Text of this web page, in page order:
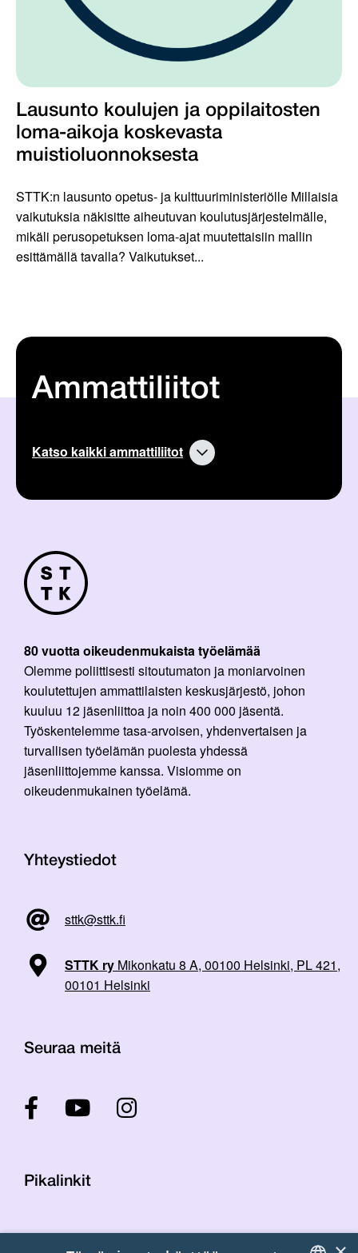
Lausunto koulujen ja oppilaitosten
loma-aikoja koskevasta
muistioluonnoksesta
STTK:n lausunto opetus- ja kulttuuriministeriölle Millaisia
vaikutuksia näkisitte aiheutuvan koulutusjärjestelmälle,
mikäli perusopetuksen loma-ajat muutettaisiin mallin
esittämällä tavalla? Vaikutukset...
Ammattiliitot
Katso kaikki ammattiliitot
80 vuotta oikeudenmukaista työelämää
Olemme poliittisesti sitoutumaton ja moniarvoinen
koulutettujen ammattilaisten keskusjärjestö, johon
kuuluu 12 jäsenliittoa ja noin 400 000 jäsentä.
Työskentelemme tasa-arvoisen, yhdenvertaisen ja
turvallisen työelämän puolesta yhdessä
jäsenliittojemme kanssa. Visiomme on
oikeudenmukainen työelämä.
Yhteystiedot
sttk@sttk.fi
STTK ry Mikonkatu 8 A, 00100 Helsinki, PL 421,
00101 Helsinki
Seuraa meitä
Pikalinkit